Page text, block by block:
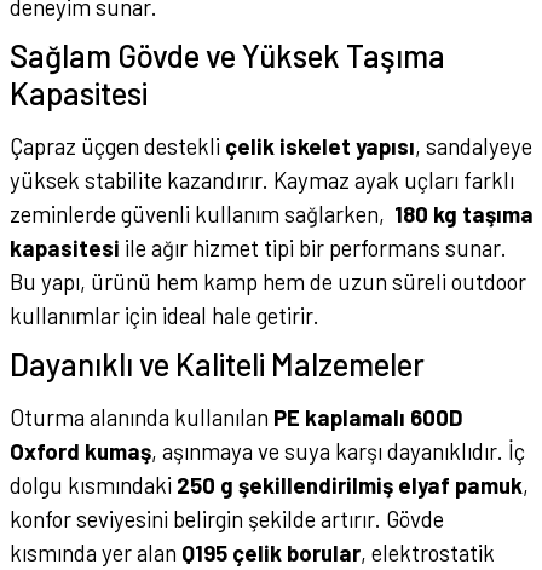
deneyim sunar.
Sağlam Gövde ve Yüksek Taşıma
Kapasitesi
Çapraz üçgen destekli çelik iskelet yapısı, sandalyeye
yüksek stabilite kazandırır. Kaymaz ayak uçları farklı
zeminlerde güvenli kullanım sağlarken, 180 kg taşıma
kapasitesi ile ağır hizmet tipi bir performans sunar.
Bu yapı, ürünü hem kamp hem de uzun süreli outdoor
kullanımlar için ideal hale getirir.
Dayanıklı ve Kaliteli Malzemeler
Oturma alanında kullanılan PE kaplamalı 600D
Oxford kumaş, aşınmaya ve suya karşı dayanıklıdır. İç
dolgu kısmındaki 250 g şekillendirilmiş elyaf pamuk,
konfor seviyesini belirgin şekilde artırır. Gövde
kısmında yer alan Q195 çelik borular, elektrostatik